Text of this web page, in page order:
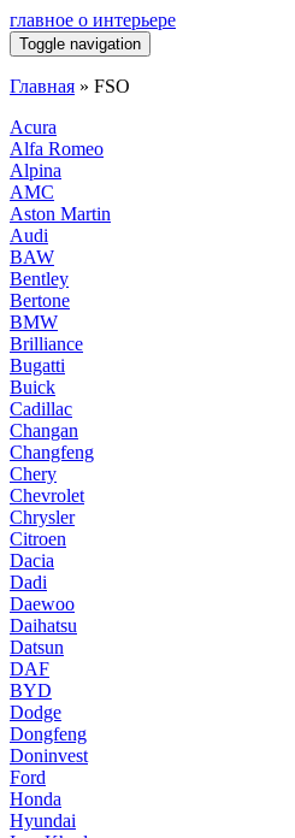
главное о интерьере
Toggle navigation
Главная » FSO
Acura
Alfa Romeo
Alpina
AMC
Aston Martin
Audi
BAW
Bentley
Bertone
BMW
Brilliance
Bugatti
Buick
Cadillac
Changan
Changfeng
Chery
Chevrolet
Chrysler
Citroen
Dacia
Dadi
Daewoo
Daihatsu
Datsun
DAF
BYD
Dodge
Dongfeng
Doninvest
Ford
Honda
Hyundai